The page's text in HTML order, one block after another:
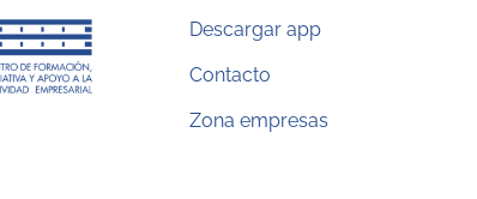
Descargar app
Contacto
Zona empresas